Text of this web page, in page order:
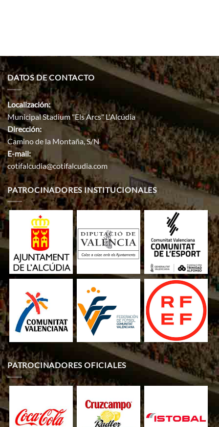
DATOS DE CONTACTO
Localización:
Municipal Stadium "Els Arcs" L'Alcúdia
Dirección:
Camino de la Montaña, S/N
E-mail:
cotifalcudia@cotifalcudia.com
PATROCINADORES INSTITUCIONALES
PATROCINADORES OFICIALES